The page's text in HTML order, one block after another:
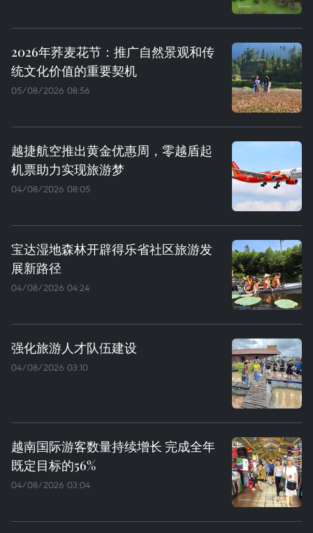
2026年荞麦花节：推广自然景观和传
统文化价值的重要契机
05/08/2026 08:56
越捷航空推出黄金优惠周，零越盾起
机票助力实现旅游梦
04/08/2026 08:05
宝达湿地森林开辟得乐省社区旅游发
展新路径
04/08/2026 04:24
强化旅游人才队伍建设
04/08/2026 03:10
越南国际游客数量持续增长 完成全年
既定目标的56%
04/08/2026 03:04